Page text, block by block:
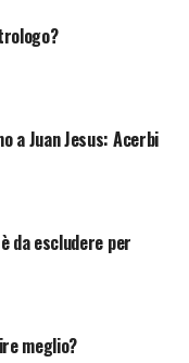
italiano.
dei Famosi
ad
decenni dalla
it/photos/isola-
a Juan Jesus: Acerbi
da escludere per
meglio?